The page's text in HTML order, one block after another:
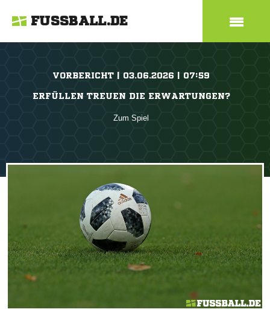
FUSSBALL.DE
VORBERICHT | 03.06.2026 | 07:59
ERFÜLLEN TREUEN DIE ERWARTUNGEN?
Zum Spiel